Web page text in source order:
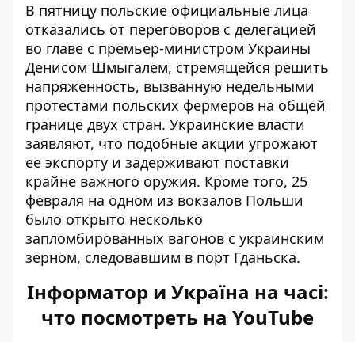
В пятницу польские официальные лица
отказались от переговоров с делегацией
во главе с премьер-министром Украины
Денисом Шмыгалем, стремящейся решить
напряженность, вызванную недельными
протестами польских фермеров на общей
границе двух стран. Украинские власти
заявляют, что подобные акции угрожают
ее экспорту и задерживают поставки
крайне важного оружия. Кроме того, 25
февраля на одном из вокзалов Польши
было открыто несколько
запломбированных вагонов с украинским
зерном, следовавшим в порт Гданьска.
Інформатор и Україна на часі:
что посмотреть на YouTube